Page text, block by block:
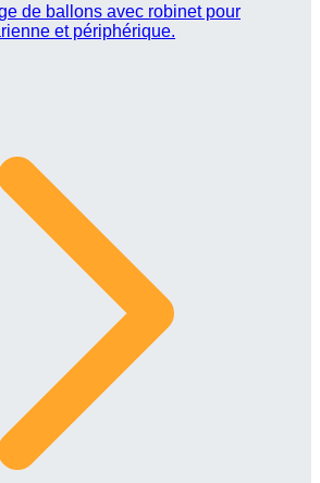
de ballons avec robinet pour
et périphérique.